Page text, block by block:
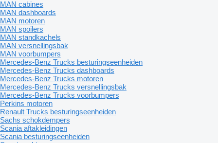
MAN cabines
MAN dashboards
MAN motoren
MAN spoilers
MAN standkachels
MAN versnellingsbak
MAN voorbumpers
Mercedes-Benz Trucks besturingseenheiden
Mercedes-Benz Trucks dashboards
Mercedes-Benz Trucks motoren
Mercedes-Benz Trucks versnellingsbak
Mercedes-Benz Trucks voorbumpers
Perkins motoren
Renault Trucks besturingseenheiden
Sachs schokdempers
Scania aftakleidingen
Scania besturingseenheiden